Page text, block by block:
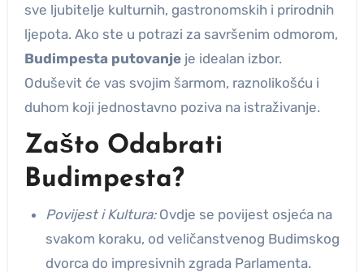
sve ljubitelje kulturnih, gastronomskih i prirodnih
ljepota. Ako ste u potrazi za savršenim odmorom,
Budimpesta putovanjeje idealan izbor.
Oduševit će vas svojim šarmom, raznolikošću i
duhom koji jednostavno poziva na istraživanje.
Zašto Odabrati
Budimpesta?
Povijest i Kultura:Ovdje se povijest osjeća na
svakom koraku, od veličanstvenog Budimskog
dvorca do impresivnih zgrada Parlamenta.